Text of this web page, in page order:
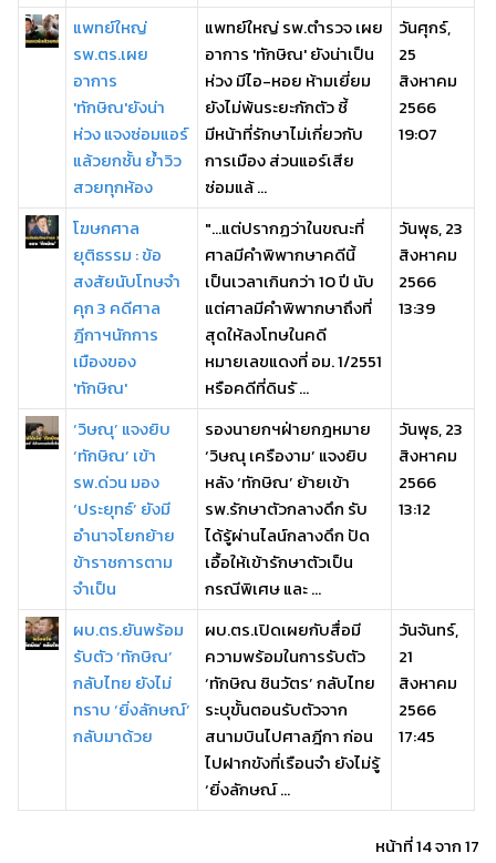
แพทย์ใหญ่
รพ.ตร.เผย
อาการ
'ทักษิณ'ยังน่า
ห่วง แจงซ่อมแอร์
แล้วยกชั้น ย้ำวิว
สวยทุกห้อง
แพทย์ใหญ่ รพ.ตำรวจ เผย
อาการ 'ทักษิณ' ยังน่าเป็น
ห่วง มีไอ-หอย ห้ามเยี่ยม
ยังไม่พ้นระยะกักตัว ชี้
มีหน้าที่รักษาไม่เกี่ยวกับ
การเมือง ส่วนแอร์เสีย
ซ่อมแล้ ...
วันศุกร์,
25
สิงหาคม
2566
19:07
โฆษกศาล
ยุติธรรม : ข้อ
สงสัยนับโทษจำ
คุก 3 คดีศาล
ฎีกาฯนักการ
เมืองของ
'ทักษิณ'
"...แต่ปรากฏว่าในขณะที่
ศาลมีคำพิพากษาคดีนี้
เป็นเวลาเกินกว่า 10 ปี นับ
แต่ศาลมีคำพิพากษาถึงที่
สุดให้ลงโทษในคดี
หมายเลขแดงที่ อม. 1/2551
หรือคดีที่ดินรั ...
วันพุธ, 23
สิงหาคม
2566
13:39
‘วิษณุ’ แจงยิบ
‘ทักษิณ’ เข้า
รพ.ด่วน มอง
‘ประยุทธ์’ ยังมี
อำนาจโยกย้าย
ข้าราชการตาม
จำเป็น
รองนายกฯฝ่ายกฎหมาย
‘วิษณุ เครืองาม’ แจงยิบ
หลัง ‘ทักษิณ’ ย้ายเข้า
รพ.รักษาตัวกลางดึก รับ
ได้รู้ผ่านไลน์กลางดึก ปัด
เอื้อให้เข้ารักษาตัวเป็น
กรณีพิเศษ และ ...
วันพุธ, 23
สิงหาคม
2566
13:12
ผบ.ตร.ยันพร้อม
รับตัว ‘ทักษิณ’
กลับไทย ยังไม่
ทราบ ‘ยิ่งลักษณ์’
กลับมาด้วย
ผบ.ตร.เปิดเผยกับสื่อมี
ความพร้อมในการรับตัว
‘ทักษิณ ชินวัตร’ กลับไทย
ระบุขั้นตอนรับตัวจาก
สนามบินไปศาลฎีกา ก่อน
ไปฝากขังที่เรือนจำ ยังไม่รู้
‘ยิ่งลักษณ์ ...
วันจันทร์,
21
สิงหาคม
2566
17:45
หน้าที่ 14 จาก 17